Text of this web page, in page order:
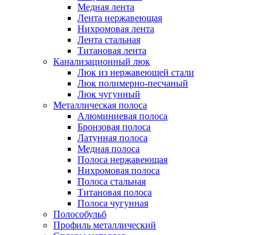
Медная лента
Лента нержавеющая
Нихромовая лента
Лента стальная
Титановая лента
Канализационный люк
Люк из нержавеющей стали
Люк полимерно-песчаный
Люк чугунный
Металлическая полоса
Алюминиевая полоса
Бронзовая полоса
Латунная полоса
Медная полоса
Полоса нержавеющая
Нихромовая полоса
Полоса стальная
Титановая полоса
Полоса чугунная
Полособульб
Профиль металлический